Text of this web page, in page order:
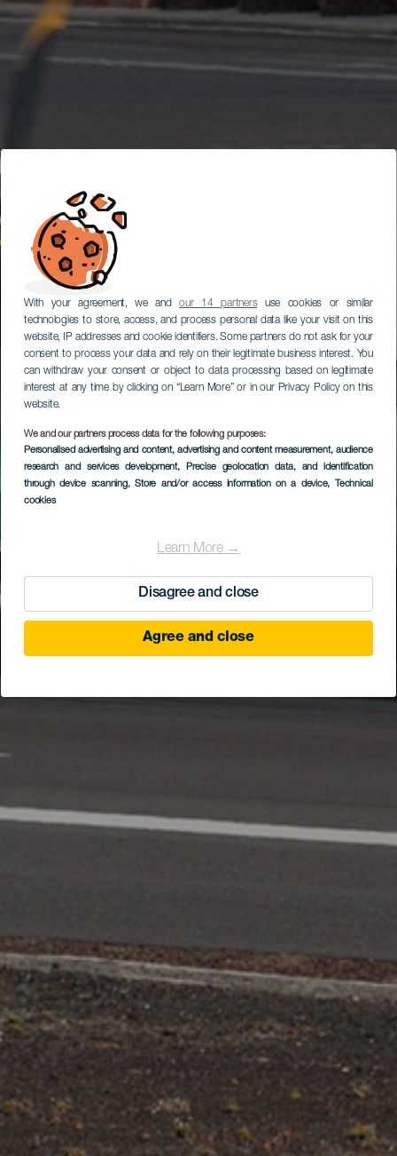
With your agreement, we andour 14 partnersuse cookies or similar
technologies to store, access, and process personal data like your visit on this
website, IP addresses and cookie identifiers. Some partners do not ask for your
consent to process your data and rely on their legitimate business interest. You
can withdraw your consent or object to data processing based on legitimate
interest at any time by clicking on “Learn More” or in our Privacy Policy on this
website.
We and our partners process data for the following purposes:
Personalised advertising and content, advertising and content measurement, audience
research and services development, Precise geolocation data, and identification
through device scanning, Store and/or access information on a device, Technical
cookies
Learn More →
Disagree and close
Agree and close